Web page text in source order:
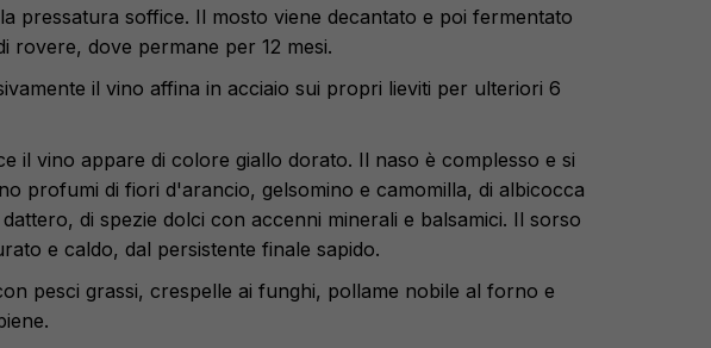
pressatura soffice. Il mosto viene decantato e poi fermentato
rovere, dove permane per 12 mesi.
il vino affina in acciaio sui propri lieviti per ulteriori 6
il vino appare di colore giallo dorato. Il naso è complesso e si
profumi di fiori d'arancio, gelsomino e camomilla, di albicocca
di spezie dolci con accenni minerali e balsamici. Il sorso
e caldo, dal persistente finale sapido.
pesci grassi, crespelle ai funghi, pollame nobile al forno e